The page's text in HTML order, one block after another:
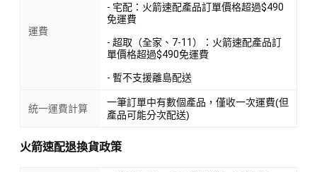
運費
- 宅配：火箭速配產品訂單價格超過$490
免運費
- 超取（全家、7-11）：火箭速配產品訂
單價格超過$490免運費
- 暫不支援離島配送
統一運費計算
一筆訂單中有數個產品，僅收一次運費(但
產品可能分次配送)
火箭速配退換貨政策